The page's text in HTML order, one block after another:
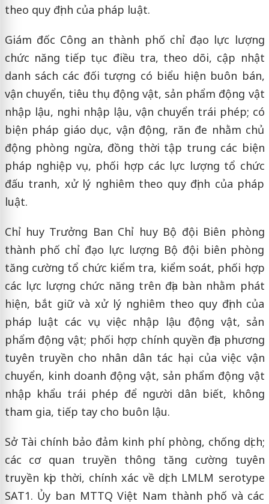
theo quy định của pháp luật.
Giám đốc Công an thành phố chỉ đạo lực lượng
chức năng tiếp tục điều tra, theo dõi, cập nhật
danh sách các đối tượng có biểu hiện buôn bán,
vận chuyển, tiêu thụ động vật, sản phẩm động vật
nhập lậu, nghi nhập lậu, vận chuyển trái phép; có
biện pháp giáo dục, vận động, răn đe nhằm chủ
động phòng ngừa, đồng thời tập trung các biện
pháp nghiệp vụ, phối hợp các lực lượng tổ chức
đấu tranh, xử lý nghiêm theo quy định của pháp
luật.
Chỉ huy Trưởng Ban Chỉ huy Bộ đội Biên phòng
thành phố chỉ đạo lực lượng Bộ đội biên phòng
tăng cường tổ chức kiểm tra, kiểm soát, phối hợp
các lực lượng chức năng trên địa bàn nhằm phát
hiện, bắt giữ và xử lý nghiêm theo quy định của
pháp luật các vụ việc nhập lậu động vật, sản
phẩm động vật; phối hợp chính quyền địa phương
tuyên truyền cho nhân dân tác hại của việc vận
chuyển, kinh doanh động vật, sản phẩm động vật
nhập khẩu trái phép để người dân biết, không
tham gia, tiếp tay cho buôn lậu.
Sở Tài chính bảo đảm kinh phí phòng, chống dịch;
các cơ quan truyền thông tăng cường tuyên
truyền kịp thời, chính xác về dịch LMLM serotype
SAT1. Ủy ban MTTQ Việt Nam thành phố và các